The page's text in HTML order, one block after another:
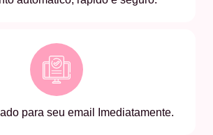
para seu email Imediatamente.